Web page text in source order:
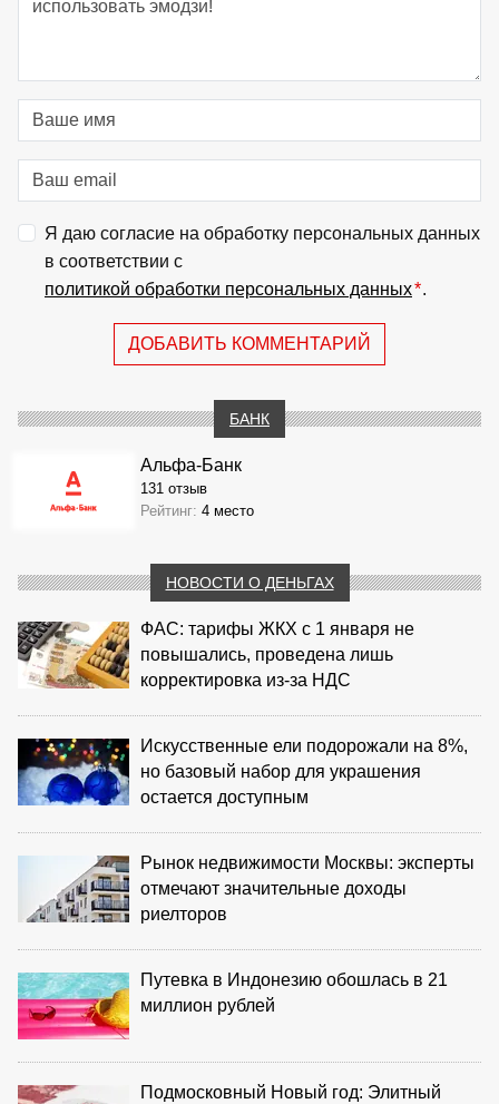
Я даю согласие на обработку персональных данных
в соответствии с
политикой обработки персональных данных*.
ДОБАВИТЬ КОММЕНТАРИЙ
БАНК
Альфа-Банк
131 отзыв
Рейтинг: 4 место
НОВОСТИ О ДЕНЬГАХ
ФАС: тарифы ЖКХ с 1 января не
повышались, проведена лишь
корректировка из‑за НДС
Искусственные ели подорожали на 8%,
но базовый набор для украшения
остается доступным
Рынок недвижимости Москвы: эксперты
отмечают значительные доходы
риелторов
Путевка в Индонезию обошлась в 21
миллион рублей
Подмосковный Новый год: Элитный